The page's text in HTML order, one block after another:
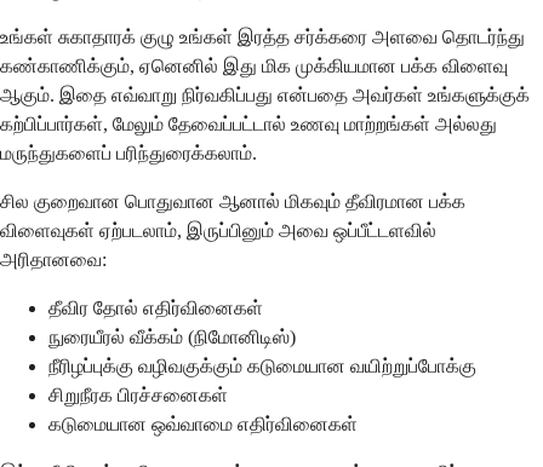
உங்கள் சுகாதாரக் குழு உங்கள் இரத்த சர்க்கரை அளவை தொடர்ந்து
கண்காணிக்கும், ஏனெனில் இது மிக முக்கியமான பக்க விளைவு
ஆகும். இதை எவ்வாறு நிர்வகிப்பது என்பதை அவர்கள் உங்களுக்குக்
கற்பிப்பார்கள், மேலும் தேவைப்பட்டால் உணவு மாற்றங்கள் அல்லது
மருந்துகளைப் பரிந்துரைக்கலாம்.
சில குறைவான பொதுவான ஆனால் மிகவும் தீவிரமான பக்க
விளைவுகள் ஏற்படலாம், இருப்பினும் அவை ஒப்பீட்டளவில்
அரிதானவை:
தீவிர தோல் எதிர்வினைகள்
நுரையீரல் வீக்கம் (நிமோனிடிஸ்)
நீரிழப்புக்கு வழிவகுக்கும் கடுமையான வயிற்றுப்போக்கு
சிறுநீரக பிரச்சனைகள்
கடுமையான ஒவ்வாமை எதிர்வினைகள்